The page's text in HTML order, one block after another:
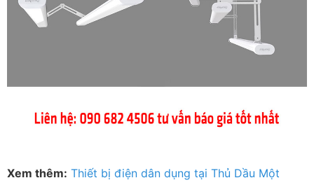
Xem thêm: Thiết bị điện dân dụng tại Thủ Dầu Một